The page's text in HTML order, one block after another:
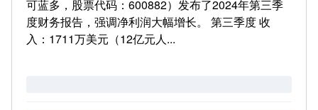
可蓝多，股票代码：600882）发布了2024年第三季
度财务报告，强调净利润大幅增长。 第三季度 收
入：1711万美元（12亿元人...